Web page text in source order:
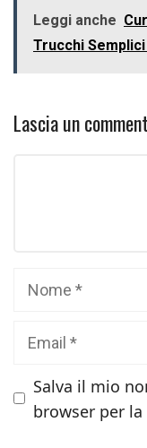
Leggi anche
Trucchi
Lascia un
Salva il mio
browser per